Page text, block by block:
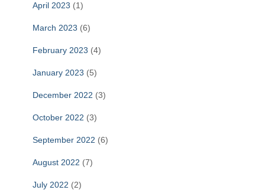
April 2023 (1)
March 2023 (6)
February 2023 (4)
January 2023 (5)
December 2022 (3)
October 2022 (3)
September 2022 (6)
August 2022 (7)
July 2022 (2)